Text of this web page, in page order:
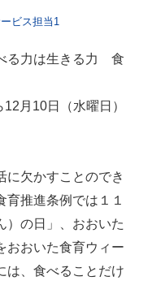
ビス担当1
る力は生きる力 食
月10日（水曜日）
に欠かすことのでき
推進条例では１１
）の日」、おおいた
おおいた食育ウィー
は、食べることだけ